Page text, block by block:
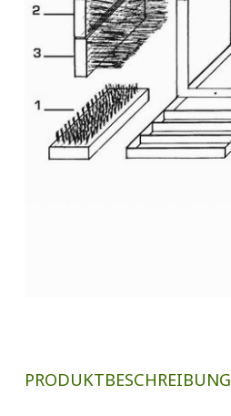
PRODUKTBESCHREIBUNG